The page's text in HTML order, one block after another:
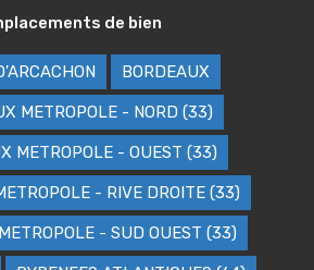
de bien
BORDEAUX
METROPOLE - NORD (33)
METROPOLE - OUEST (33)
- RIVE DROITE (33)
- SUD OUEST (33)